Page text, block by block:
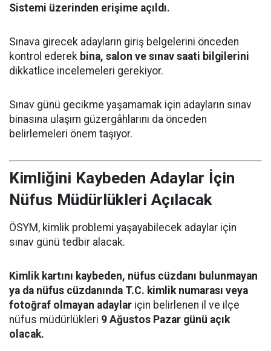
Sistemi üzerinden erişime açıldı.
Sınava girecek adayların giriş belgelerini önceden
kontrol ederek bina, salon ve sınav saati bilgilerini
dikkatlice incelemeleri gerekiyor.
Sınav günü gecikme yaşamamak için adayların sınav
binasına ulaşım güzergâhlarını da önceden
belirlemeleri önem taşıyor.
Kimliğini Kaybeden Adaylar İçin
Nüfus Müdürlükleri Açılacak
ÖSYM, kimlik problemi yaşayabilecek adaylar için
sınav günü tedbir alacak.
Kimlik kartını kaybeden, nüfus cüzdanı bulunmayan
ya da nüfus cüzdanında T.C. kimlik numarası veya
fotoğraf olmayan adaylar için belirlenen il ve ilçe
nüfus müdürlükleri 9 Ağustos Pazar günü açık
olacak.